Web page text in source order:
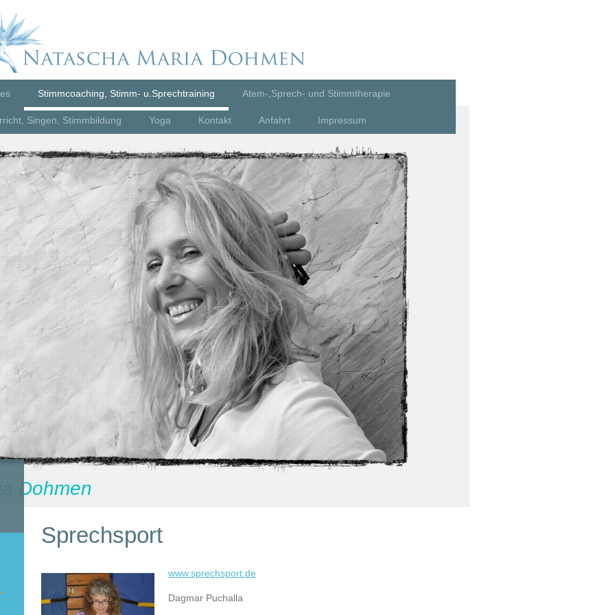
Stimmcoaching, Stimm- u.Sprechtraining Atem-,Sprech- und Stimmtherapie
Singen, Stimmbildung Yoga Kontakt Anfahrt Impressum
Dohmen
Sprechsport
www.sprechsport.de
Dagmar Puchalla